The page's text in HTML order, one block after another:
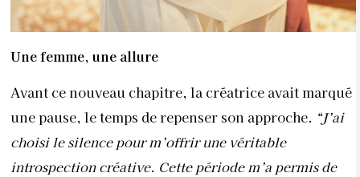
Une femme, une allure
Avant ce nouveau chapitre, la créatrice avait marqué
une pause, le temps de repenser son approche. “J’ai
choisi le silence pour m’offrir une véritable
introspection créative. Cette période m’a permis de